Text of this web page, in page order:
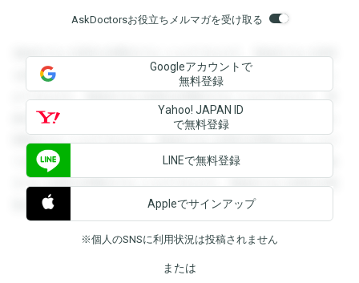
AskDoctorsお役立ちメルマガを受け取る
登録すると回答を閲覧することができます。登録すると回答
を閲覧することができます。登録すると回答を閲覧すること
ができます。登録すると回答を閲覧することができます。登
録すると回答を閲覧することができます。登録すると回答を
閲覧することができます。登録すると回答を閲覧することが
できます。登録すると回答を閲覧することができます。登録
すると回答を閲覧することができます。登録すると回答を閲
覧することができます。
Googleアカウントで
無料登録
Yahoo! JAPAN ID
で無料登録
LINEで無料登録
Appleでサインアップ
※個人のSNSに利用状況は投稿されません
または